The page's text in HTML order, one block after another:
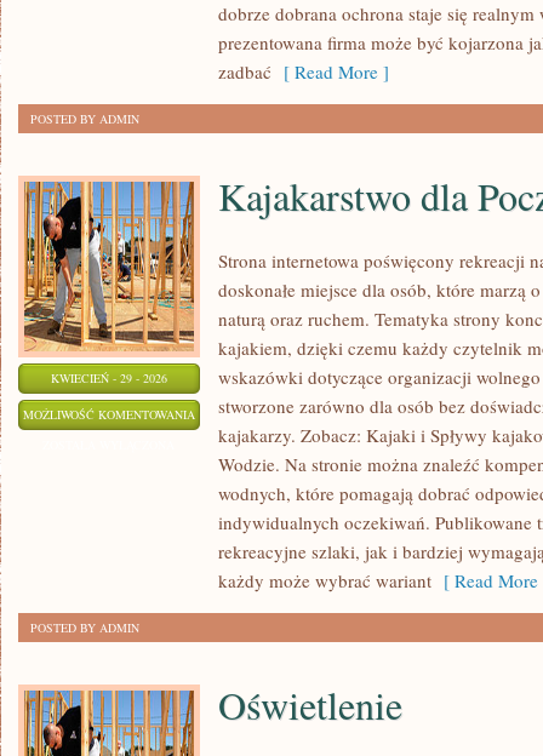
dobrze dobrana ochrona staje się
prezentowana firma może być kojarzona
zadbać [ Read More ]
POSTED BY ADMIN
KWIECIEŃ - 29 - 2026
MOŻLIWOŚĆ KOMENTOWANIA KAJAKARSTWO
POCZĄTKUJĄCYCH
Kajakarstwo dla
Strona internetowa poświęcony rekreacji
doskonałe miejsce dla osób, które marzą
naturą oraz ruchem. Tematyka strony
kajakiem, dzięki czemu każdy czytelnik
wskazówki dotyczące organizacji
stworzone zarówno dla osób bez
kajakarzy. Zobacz: Kajaki i Spływy
Wodzie. Na stronie można znaleźć
wodnych, które pomagają dobrać
indywidualnych oczekiwań. Publikowane
rekreacyjne szlaki, jak i bardziej
każdy może wybrać wariant [ Read
POSTED BY ADMIN
Oświetlenie